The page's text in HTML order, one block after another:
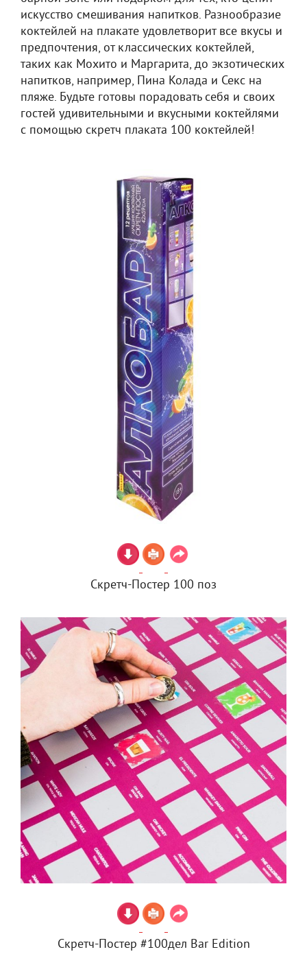
искусство смешивания напитков. Разнообразие
коктейлей на плакате удовлетворит все вкусы и
предпочтения, от классических коктейлей,
таких как Мохито и Маргарита, до экзотических
напитков, например, Пина Колада и Секс на
пляже. Будьте готовы порадовать себя и своих
гостей удивительными и вкусными коктейлями
с помощью скретч плаката 100 коктейлей!
Скретч-Постер 100 поз
Скретч-Постер #100дел Bar Edition